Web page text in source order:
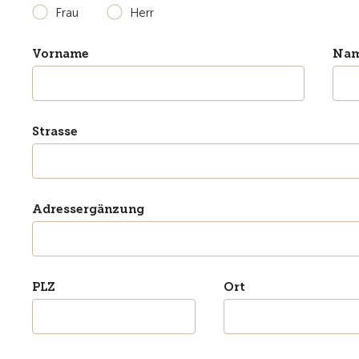
Frau
Herr
Vorname
Strasse
Adressergänzung
PLZ Ort